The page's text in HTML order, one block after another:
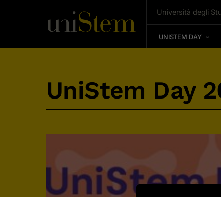
Università degli
UNISTEM DAY
UniStem Day